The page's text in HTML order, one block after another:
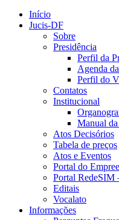
Início
Jucis-DF
Sobre
Presidência
Perfil da
Agenda
Perfil do
Contatos
Institucional
Manual
Atos Decisórios
Tabela de preços
Atos e Eventos
Portal do
Portal RedeSIM
Editais
Vocalato
Informações